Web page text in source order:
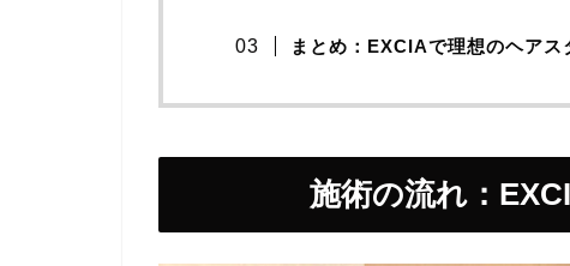
まとめ：EXCIAで理想のヘアス
施術の流れ：